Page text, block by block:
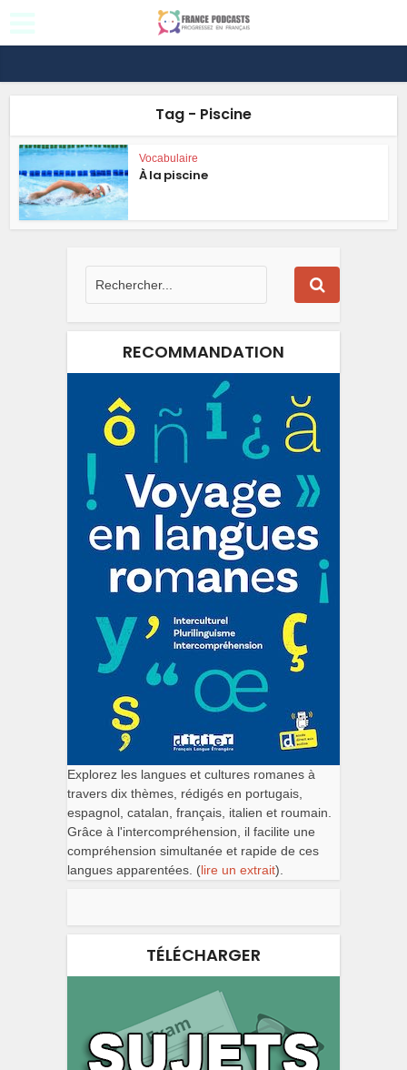
Tag - Piscine
Vocabulaire
À la piscine
RECOMMANDATION
Explorez les langues et cultures romanes à
travers dix thèmes, rédigés en portugais,
espagnol, catalan, français, italien et roumain.
Grâce à l'intercompréhension, il facilite une
compréhension simultanée et rapide de ces
langues apparentées. (lire un extrait).
TÉLÉCHARGER